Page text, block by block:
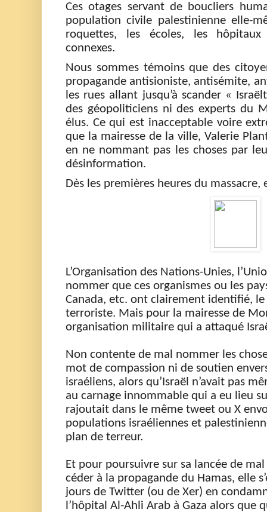
Ces otages servant de boucliers
population civile palestinienne elle-
roquettes, les écoles, les
connexes.
Nous sommes témoinsque des
propagande antisioniste, antisémite,
les rues allant jusqu’à scander « Israël
des géopoliticiens ni des experts du
élus. Ce qui est inacceptable voire
que la mairesse de la ville, Valerie
en ne nommant pas les choses par
désinformation.
Dès les premières heures du massacre,
L’Organisation des Nations-Unies,
nommer que ces organismes ou les
Canada, etc. ont clairement identifié,
terroriste. Mais pour la mairesse de
organisation militaire qui a attaqué
Non contente de mal nommer les
mot de compassion ni de soutien
israéliens, alors qu’Israël n’avait pas
au carnage innommable qui a eu lieu
rajoutait dans le même tweet ou X
populations israéliennes et
plan de terreur.
Et pour poursuivre sur sa lancée de
céder à la propagande du Hamas, elle
jours de Twitter (ou de Xer) en
l’hôpital Al-Ahli Arab à Gaza alors que